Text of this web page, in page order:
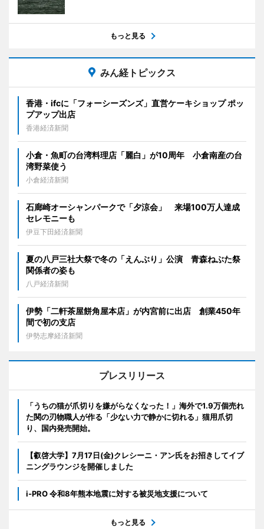
もっと見る
みん経トピックス
香港・ifcに「フォーシーズンズ」直営ケーキショップ ポッ
プアップ出店
香港経済新聞
小倉・魚町の台湾料理店「麗白」が10周年 小倉南産の台
湾野菜使う
小倉経済新聞
石廊崎オーシャンパークで「夕涼会」 来場100万人達成
セレモニーも
伊豆下田経済新聞
夏の八戸三社大祭で冬の「えんぶり」公演 青森ねぶた祭
関係者の姿も
八戸経済新聞
伊勢「二軒茶屋餅角屋本店」が内宮前に出店 創業450年
間で初の支店
伊勢志摩経済新聞
プレスリリース
「うちの猫が爪切りを嫌がらなくなった！」海外で1.9万個売れ
た関の刃物職人が作る「少ない力で静かに切れる」猫用爪切
り、国内発売開始。
【叡啓大学】7月17日(金)クレシーニ・アン氏をお招きしてイブ
ニングラウンジを開催しました
i-PRO 令和8年熊本地震に対する被災地支援について
もっと見る